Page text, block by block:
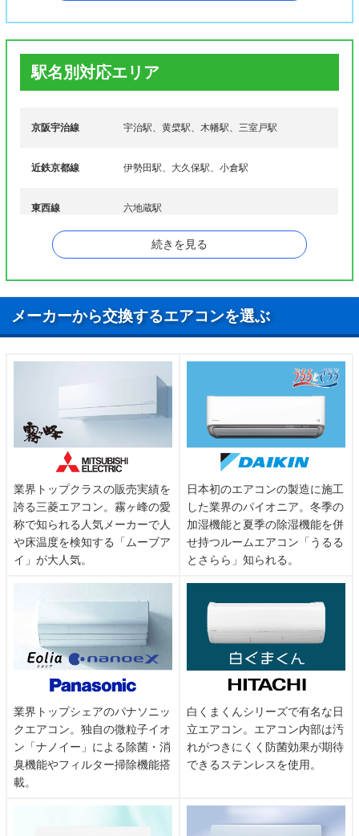
羽戸山、羽拍子町、東笠取、平尾台、開町、広野
マ行 槇島町、明星町
ラ行 六地蔵
駅名別対応エリア
京阪宇治線 宇治駅、黄檗駅、木幡駅、三室戸駅
近鉄京都線 伊勢田駅、大久保駅、小倉駅
東西線 六地蔵駅
奈良線
宇治駅、黄檗駅、木幡駅、新田駅、ＪＲ小倉
続きを見る
メーカーから交換するエアコンを選ぶ
業界トップクラスの販売実績を
誇る三菱エアコン。霧ヶ峰の愛
称で知られる人気メーカーで人
や床温度を検知する「ムーブア
イ」が大人気。
日本初のエアコンの製造に施工
した業界のパイオニア。冬季の
加湿機能と夏季の除湿機能を併
せ持つルームエアコン「うるる
とさらら」知られる。
業界トップシェアのパナソニッ
クエアコン。独自の微粒子イオ
ン「ナノイー」による除菌・消
臭機能やフィルター掃除機能搭
載。
白くまくんシリーズで有名な日
立エアコン。エアコン内部は汚
れがつきにくく防菌効果が期待
できるステンレスを使用。